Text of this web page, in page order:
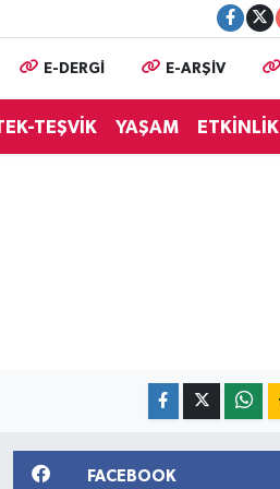
E-DERGİ E-ARŞİV
TEŞVİK YAŞAM ETKİNLİK
FACEBOOK